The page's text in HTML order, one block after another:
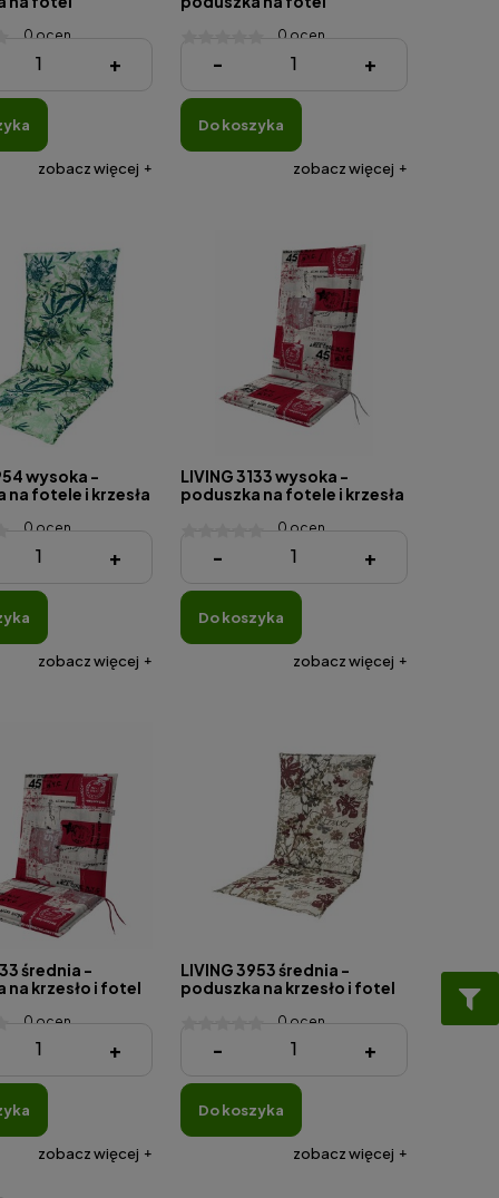
0 ocen
+
zobacz więcej
0 ocen
201,61 zł
- +
do koszyka
zobacz więcej
wysoka -
na fotele i krzesła
0 ocen
+
zobacz więcej
LIVING 3133 wysoka -
poduszka na fotele i krzesła
0 ocen
111,92 zł
- +
do koszyka
zobacz więcej
średnia -
na krzesło i fotel
0 ocen
+
zobacz więcej
LIVING 3953 średnia -
poduszka na krzesło i fotel
0 ocen
105,79 zł
- +
do koszyka
zobacz więcej